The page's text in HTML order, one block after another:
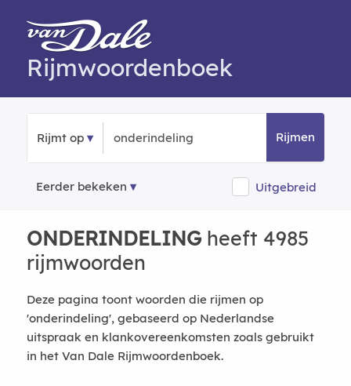
Rijmwoordenboek
Rijmt op Rijmen
Eerder bekeken Uitgebreid
ONDERINDELINGheeft 4985
rijmwoorden
Deze pagina toont woorden die rijmen op
'onderindeling', gebaseerd op Nederlandse
uitspraak en klankovereenkomsten zoals gebruikt
in het Van Dale Rijmwoordenboek.